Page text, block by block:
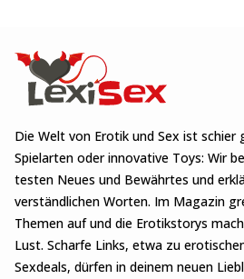
Die Welt von Erotik und Sex ist schier
Spielarten oder innovative Toys: Wir
testen Neues und Bewährtes und
verständlichen Worten. Im Magazin
Themen auf und die Erotikstorys
Lust. Scharfe Links, etwa zu
Sexdeals, dürfen in deinem neuen